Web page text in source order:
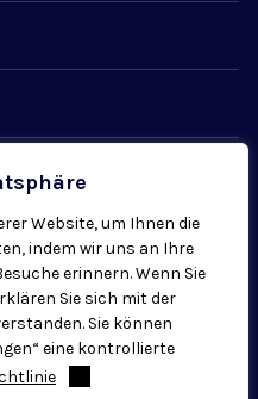
Website, um Ihnen die
indem wir uns an Ihre
erinnern. Wenn Sie
Sie sich mit der
Sie können
eine kontrollierte